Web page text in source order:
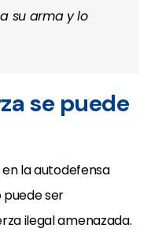
su arma y lo
se puede
la autodefensa
puede ser
ilegal amenazada.